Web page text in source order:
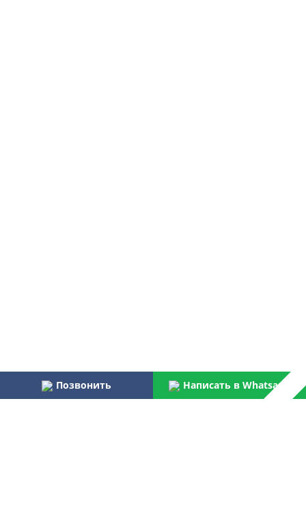
Позвонить Написать в Whatsapp